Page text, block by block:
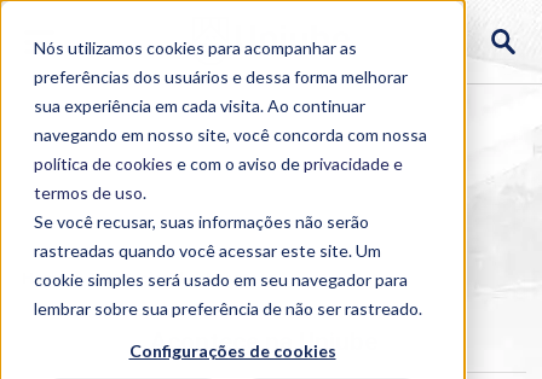
Nós utilizamos cookies para acompanhar as
preferências dos usuários e dessa forma melhorar
sua experiência em cada visita. Ao continuar
navegando em nosso site, você concorda com nossa
política de cookies e com o aviso deprivacidade e
termos de uso.
Se você recusar, suas informações não serão
rastreadas quando você acessar este site. Um
cookie simples será usado em seu navegador para
lembrar sobre sua preferência de não ser rastreado.
Configurações de cookies
Home > Institucional >Acontece
Acontece na Uniube